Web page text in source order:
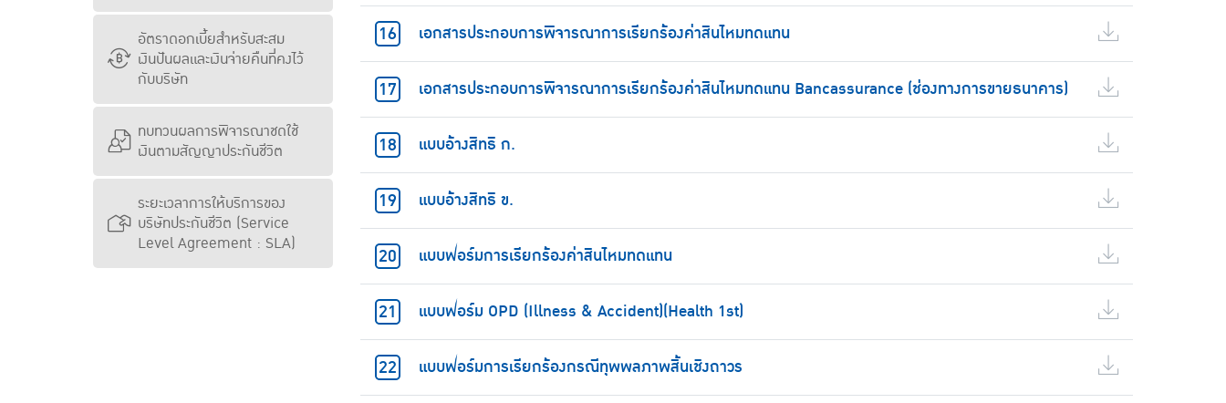
อัตราดอกเบี้ยสำหรับสะสม
เงินปันผลและเงินจ่ายคืนที่คงไว้
กับบริษัท
ทบทวนผลการพิจารณาชดใช้
เงินตามสัญญาประกันชีวิต
ระยะเวลาการให้บริการของ
บริษัทประกันชีวิต (Service
Level Agreement : SLA)
เอกสารประกอบการพิจารณาการเรียกร้องค่าสินไหมทดแทน
เอกสารประกอบการพิจารณาการเรียกร้องค่าสินไหมทดแทน Bancassurance (ช่องทางการขายธนาคาร)
แบบอ้างสิทธิ ก.
แบบอ้างสิทธิ ข.
แบบฟอร์มการเรียกร้องค่าสินไหมทดแทน
แบบฟอร์ม OPD (Illness & Accident)(Health 1st)
แบบฟอร์มการเรียกร้องกรณีทุพพลภาพสิ้นเชิงถาวร